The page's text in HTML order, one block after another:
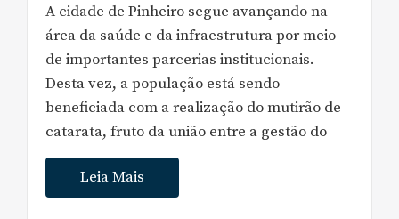
A cidade de Pinheiro segue avançando na
área da saúde e da infraestrutura por meio
de importantes parcerias institucionais.
Desta vez, a população está sendo
beneficiada com a realização do mutirão de
catarata, fruto da união entre a gestão do
Leia Mais